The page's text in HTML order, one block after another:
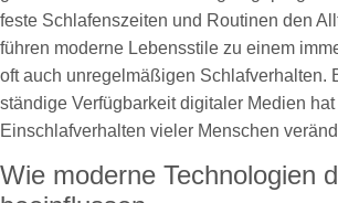
feste Schlafenszeiten und Routinen den
führen moderne Lebensstile zu einem
oft auch unregelmäßigen Schlafverhalten.
ständige Verfügbarkeit digitaler Medien
Einschlafverhalten vieler Menschen
Wie moderne Technologien